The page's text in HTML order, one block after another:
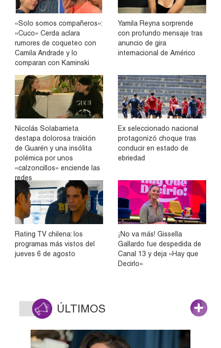
«Solo somos compañeros»:
«Cuco» Cerda aclara
rumores de coqueteo con
Camila Andrade y lo
comparan con Kaminski
Yamila Reyna sorprende
con profundo mensaje tras
anuncio de gira
internacional de Américo
Nicolás Solabarrieta
destapa dolorosa traición
de Guarén y una insólita
polémica por unos
«calzoncillos» enciende las
redes
Ex seleccionado nacional
protagonizó choque tras
conducir en estado de
ebriedad
Rating TV chilena: los
programas más vistos del
jueves 6 de agosto
¡No va más! Gissella
Gallardo fue despedida de
Canal 13 y deja «Hay que
Decirlo»
ÚLTIMOS